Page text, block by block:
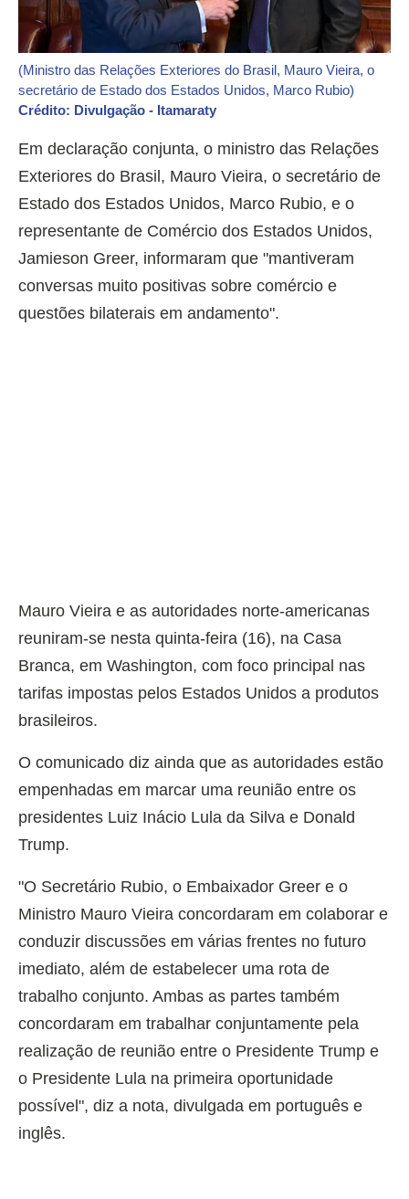
(Ministro das Relações Exteriores do Brasil, Mauro Vieira, o
secretário de Estado dos Estados Unidos, Marco Rubio)
Crédito: Divulgação - Itamaraty
Em declaração conjunta, o ministro das Relações
Exteriores do Brasil, Mauro Vieira, o secretário de
Estado dos Estados Unidos, Marco Rubio, e o
representante de Comércio dos Estados Unidos,
Jamieson Greer, informaram que "mantiveram
conversas muito positivas sobre comércio e
questões bilaterais em andamento".
Mauro Vieira e as autoridades norte-americanas
reuniram-se nesta quinta-feira (16), na Casa
Branca, em Washington, com foco principal nas
tarifas impostas pelos Estados Unidos a produtos
brasileiros.
O comunicado diz ainda que as autoridades estão
empenhadas em marcar uma reunião entre os
presidentes Luiz Inácio Lula da Silva e Donald
Trump.
"O Secretário Rubio, o Embaixador Greer e o
Ministro Mauro Vieira concordaram em colaborar e
conduzir discussões em várias frentes no futuro
imediato, além de estabelecer uma rota de
trabalho conjunto. Ambas as partes também
concordaram em trabalhar conjuntamente pela
realização de reunião entre o Presidente Trump e
o Presidente Lula na primeira oportunidade
possível", diz a nota, divulgada em português e
inglês.